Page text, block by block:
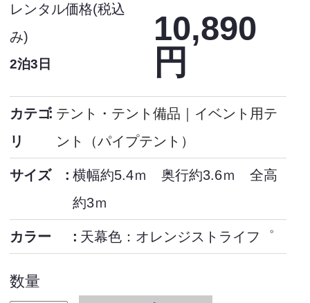
レンタル価格(税込
み)
2泊3日
10,890
円
カテゴ
リ
テント・テント備品
イベント用テ
ント（パイプテント）
サイズ
横幅約5.4ｍ 奥行約3.6ｍ 全高
約3ｍ
カラー 天幕色：オレンジストライフ゜
数量